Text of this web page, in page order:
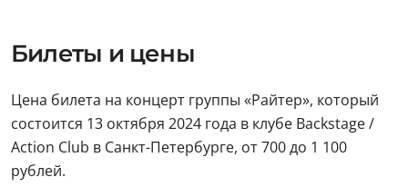
Билеты и цены
Цена билета на концерт группы «Райтер», который
состоится 13 октября 2024 года в клубе Backstage /
Action Club в Санкт-Петербурге, от 700 до 1 100
рублей.